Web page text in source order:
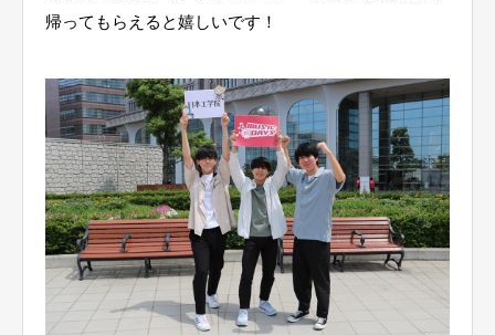
帰ってもらえると嬉しいです！